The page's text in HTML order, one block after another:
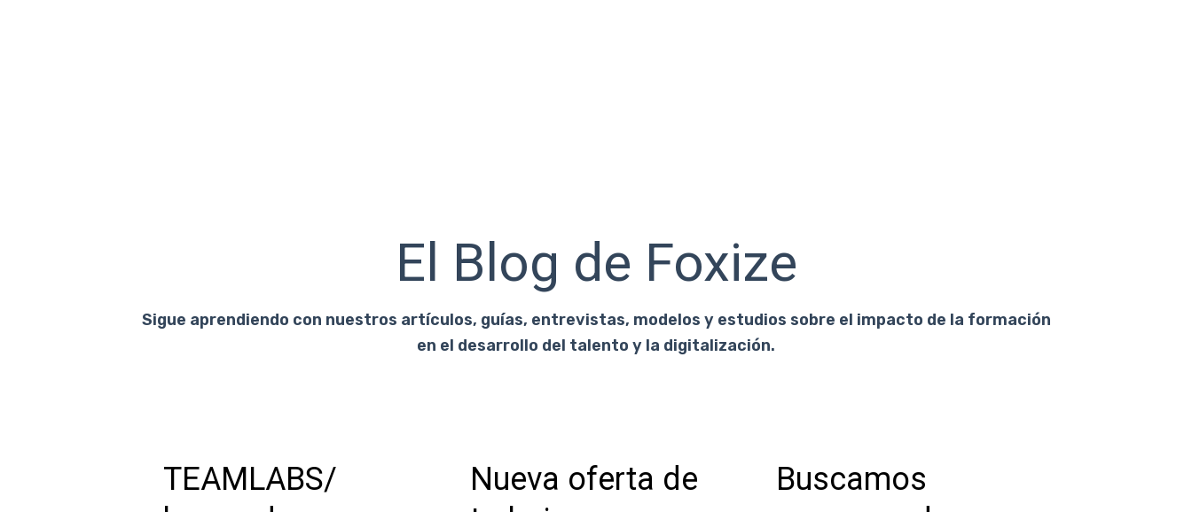
El Blog de Foxize
Sigue aprendiendo con nuestros artículos, guías, entrevistas, modelos y estudios sobre el impacto de la formación
en el desarrollo del talento y la digitalización.
TEAMLABS/
Nueva oferta de
Buscamos